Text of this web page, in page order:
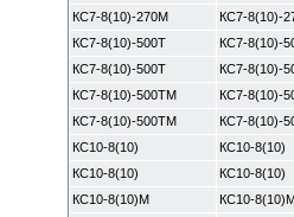
КС7-8(10)-270М
КС7-8(10)-
КС7-8(10)-500Т
КС7-8(10)-
КС7-8(10)-500Т
КС7-8(10)-
КС7-8(10)-500ТМ
КС7-8(10)-
КС7-8(10)-500ТМ
КС7-8(10)-
КС10-8(10)
КС10-8(10)
КС10-8(10)
КС10-8(10)
КС10-8(10)М
КС10-